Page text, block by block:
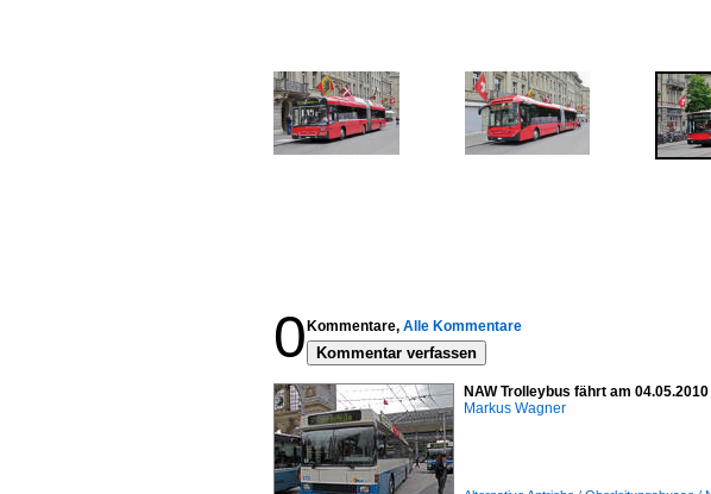
0 Kommentare, Alle Kommentare
Kommentar verfassen
NAW Trolleybus fährt am
Markus Wagner